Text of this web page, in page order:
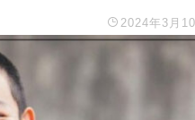
2024年3月10